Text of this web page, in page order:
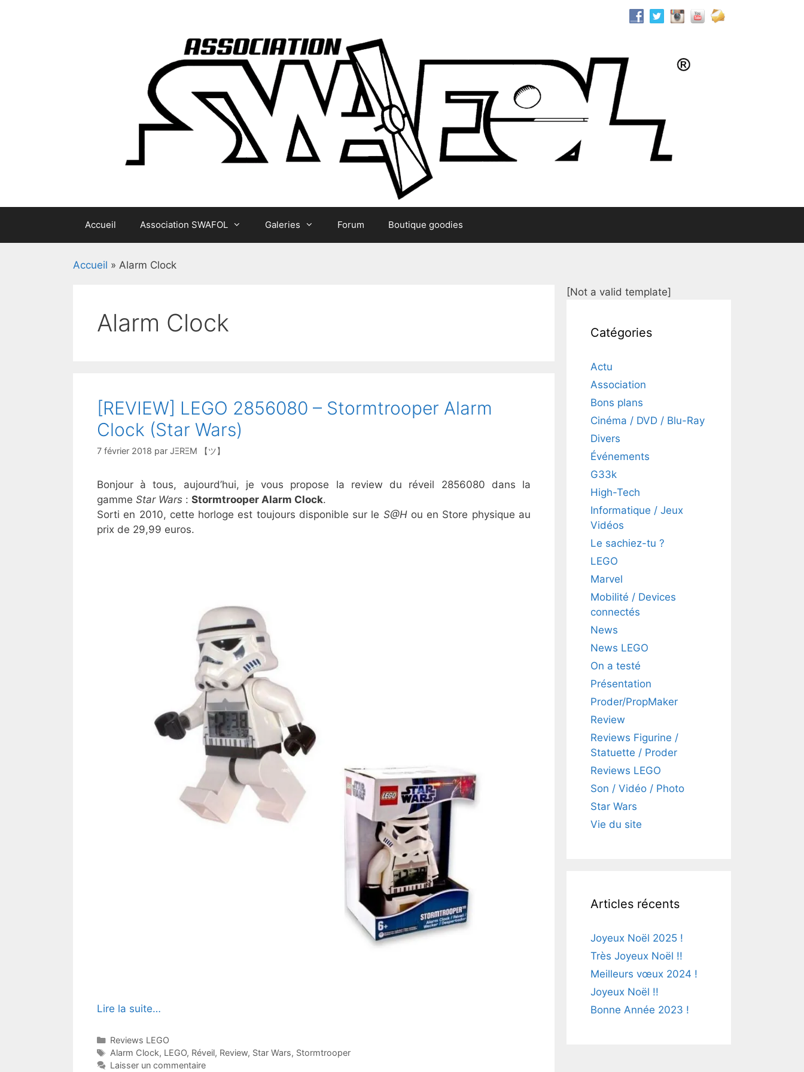
Accueil Association SWAFOL Galeries Forum Boutique goodies
Accueil » Alarm Clock
Alarm Clock
[REVIEW] LEGO 2856080 – Stormtrooper Alarm
Clock (Star Wars)
7 février 2018 par JΞRΞM 【ツ】
Bonjour à tous, aujourd’hui, je vous propose la review du réveil 2856080 dans la
gamme Star Wars : Stormtrooper Alarm Clock.
Sorti en 2010, cette horloge est toujours disponible sur le S@Hou en Store physique au
prix de 29,99 euros.
Lire la suite…
Catégories
Reviews LEGO
Étiquettes
Alarm Clock, LEGO, Réveil, Review, Star Wars, Stormtrooper
Laisser un commentaire
[Not a valid template]
Catégories
Actu
Association
Bons plans
Cinéma / DVD / Blu-Ray
Divers
Événements
G33k
High-Tech
Informatique / Jeux
Vidéos
Le sachiez-tu ?
LEGO
Marvel
Mobilité / Devices
connectés
News
News LEGO
On a testé
Présentation
Proder/PropMaker
Review
Reviews Figurine /
Statuette / Proder
Reviews LEGO
Son / Vidéo / Photo
Star Wars
Vie du site
Articles récents
Joyeux Noël 2025 !
Très Joyeux Noël !!
Meilleurs vœux 2024 !
Joyeux Noël !!
Bonne Année 2023 !